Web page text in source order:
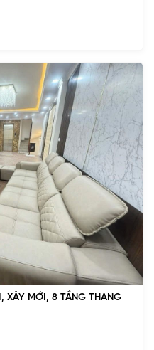
XÂY MỚI, 8 TẦNG THANG